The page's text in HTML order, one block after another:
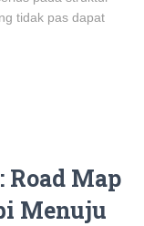
tidak pas dapat
Map
Menuju